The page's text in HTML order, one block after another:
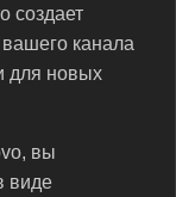
создает
канала
для новых
вы
виде